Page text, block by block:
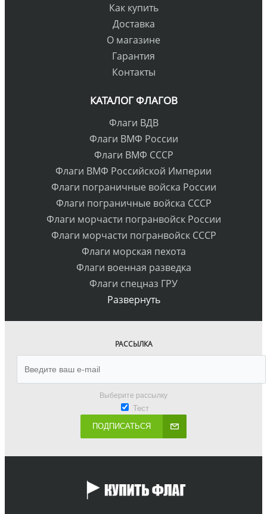
Как купить
Доставка
О магазине
Гарантия
Контакты
КАТАЛОГ ФЛАГОВ
Флаги ВДВ
Флаги ВМФ России
Флаги ВМФ СССР
Флаги ВМФ Российской Империи
Флаги пограничные войска России
Флаги пограничные войска СССР
Флаги морчасти погранвойск России
Флаги морчасти погранвойск СССР
Флаги морская пехота
Флаги военная разведка
Флаги спецназ ГРУ
Развернуть
РАССЫЛКА
Выберите рассылку
Тест
ПОДПИСАТЬСЯ